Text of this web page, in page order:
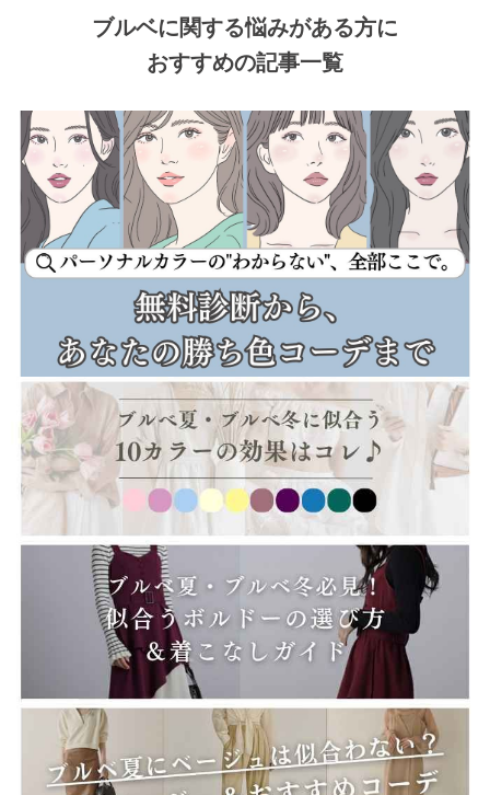
ブルベに関する悩みがある方に
おすすめの記事一覧